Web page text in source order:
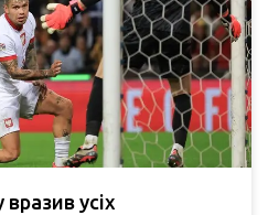
усіх